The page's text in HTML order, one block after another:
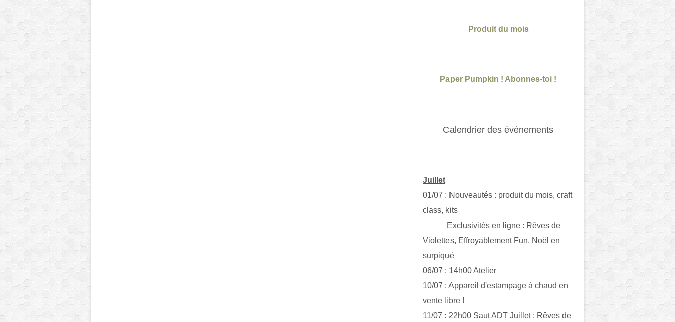
Produit du mois
Paper Pumpkin ! Abonnes-toi !
Calendrier des évènements
Juillet
01/07 : Nouveautés : produit du mois, craft
class, kits
Exclusivités en ligne : Rêves de
Violettes, Effroyablement Fun, Noël en
surpiqué
06/07 : 14h00 Atelier
10/07 : Appareil d'estampage à chaud en
vente libre !
11/07 : 22h00 Saut ADT Juillet : Rêves de